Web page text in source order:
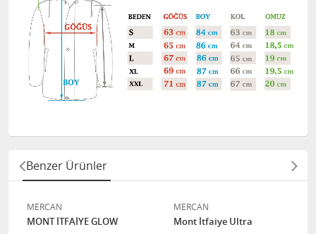
Benzer Ürünler
MERCAN
MONT İTFAİYE GLOW
MERCAN
Mont İtfaiye Ultra